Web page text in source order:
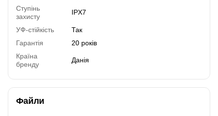
Ступінь
захисту
IPX7
УФ-стійкість
Так
Гарантія
20 років
Країна
бренду
Данія
Файли